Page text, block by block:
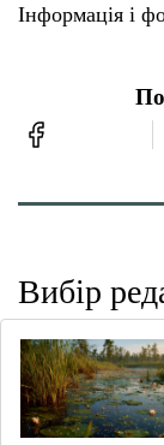
Інформація і
Вибір